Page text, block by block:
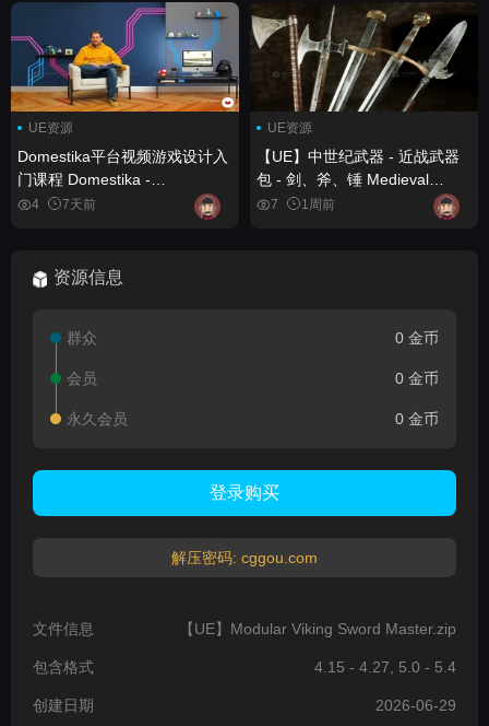
UE资源
Domestika平台视频游戏设计入
门课程 Domestika -
Introduction to Video Game
4 7天前
UE资源
【UE】中世纪武器 - 近战武器
包 - 剑、斧、锤 Medieval
Weapons - Melee Weapons
Pack - Swords, Axes, Maces
7 1周前
资源信息
群众 0 金币
会员 0 金币
永久会员 0 金币
登录购买
解压密码: cggou.com
文件信息 【UE】Modular Viking Sword Master.zip
包含格式 4.15 - 4.27, 5.0 - 5.4
创建日期 2026-06-29